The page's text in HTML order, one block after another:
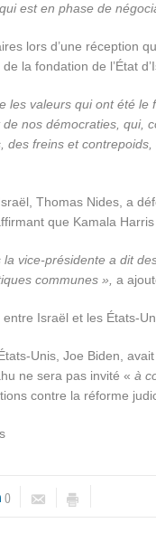
est en phase de
lors d’une réception
la fondation de l’État
les valeurs qui ont été
nos démocraties, qui,
freins et
Thomas Nides, a
que Kamala
vice-présidente a dit
communes », a
Israël et les États-
Unis, Joe Biden,
ne sera pas invité « à
contre la réforme
0